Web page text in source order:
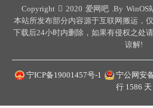
Copyright
2020 爱网吧 .By WinOS
本站所发布部分内容源于互联网搬运，
下载后24小时内删除，如果有侵权之处
谅解!
宁ICP备19001457号-1 宁公网安
行 1586 天